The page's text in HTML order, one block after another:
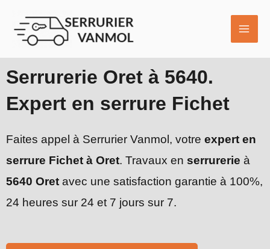
contenu
Serrurerie Oret à 5640.
Expert en serrure Fichet
Faites appel à Serrurier Vanmol, votre expert en
serrure Fichet à Oret. Travaux en serrurerie à
5640 Oret avec une satisfaction garantie à 100%,
24 heures sur 24 et 7 jours sur 7.